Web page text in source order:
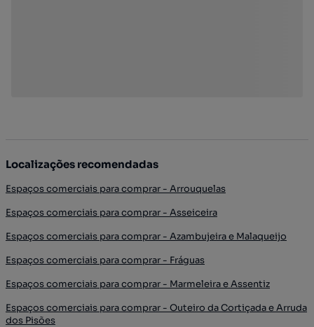
Localizações recomendadas
Espaços comerciais para comprar - Arrouquelas
Espaços comerciais para comprar - Asseiceira
Espaços comerciais para comprar - Azambujeira e Malaqueijo
Espaços comerciais para comprar - Fráguas
Espaços comerciais para comprar - Marmeleira e Assentiz
Espaços comerciais para comprar - Outeiro da Cortiçada e Arruda
dos Pisões